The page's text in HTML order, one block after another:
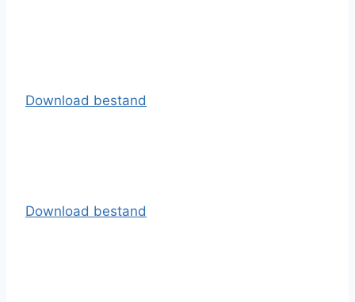
Download bestand
Download bestand